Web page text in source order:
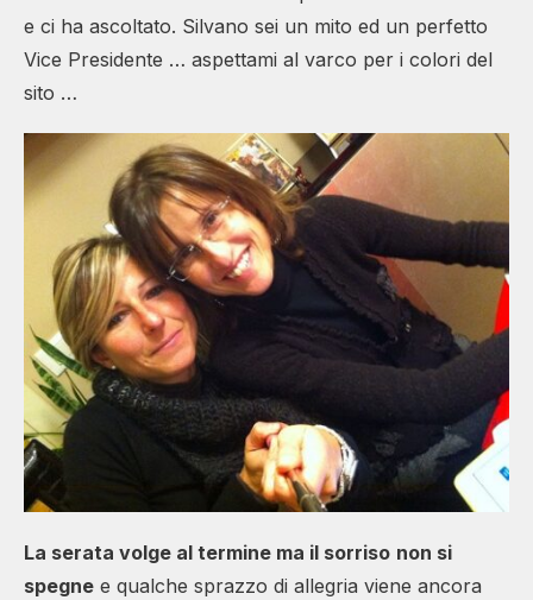
e ci ha ascoltato. Silvano sei un mito ed un perfetto
Vice Presidente … aspettami al varco per i colori del
sito …
La serata volge al termine ma il sorriso non si
spegne e qualche sprazzo di allegria viene ancora